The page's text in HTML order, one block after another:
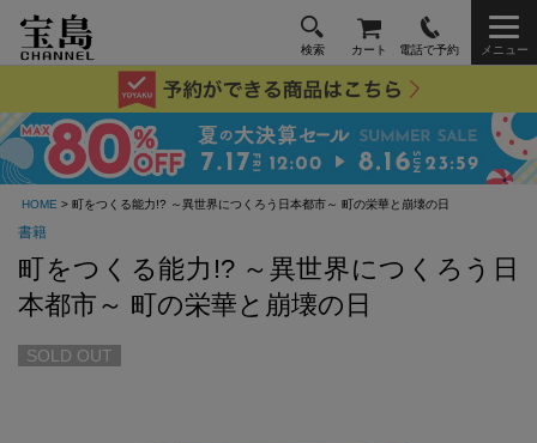
検索 カート 電話で予約 メニュー
HOME > 町をつくる能力!? ～異世界につくろう日本都市～ 町の栄華と崩壊の日
書籍
町をつくる能力!? ～異世界につくろう日
本都市～ 町の栄華と崩壊の日
SOLD OUT